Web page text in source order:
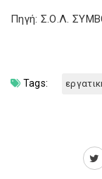
Πηγή: Σ.Ο.Λ.
Tags: